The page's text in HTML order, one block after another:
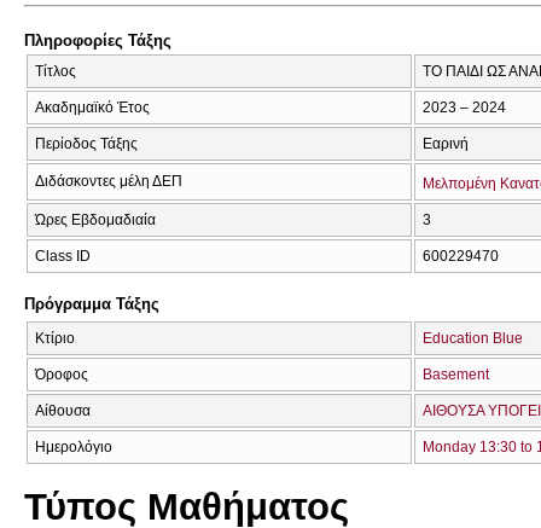
Πληροφορίες Τάξης
Τίτλος ΤΟ ΠΑΙΔΙ ΩΣ
Ακαδημαϊκό Έτος 2023 – 2024
Περίοδος Τάξης Εαρινή
Διδάσκοντες μέλη ΔΕΠ Μελπομένη
Ώρες Εβδομαδιαία 3
Class ID 600229470
Πρόγραμμα Τάξης
Κτίριο Education Blue
Όροφος Basement
Αίθουσα ΑΙΘΟΥΣΑ
Ημερολόγιο Monday 13:30 to
Τύπος Μαθήματος